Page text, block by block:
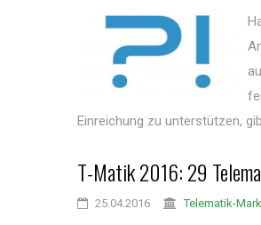
Einreichung zu unterstützen,
T-Matik 2016: 29
25.04.2016 Telematik-